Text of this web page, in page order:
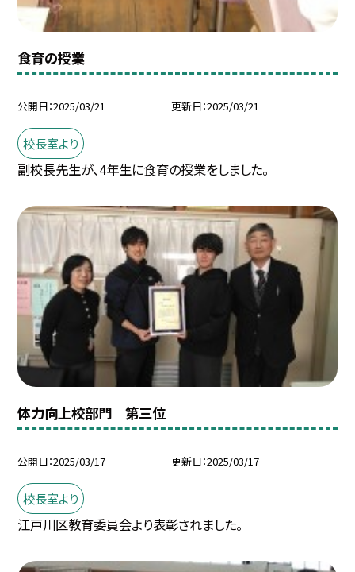
食育の授業
公開日 2025/03/21 更新日 2025/03/21
校長室より
副校長先生が、4年生に食育の授業をしました。
体力向上校部門 第三位
公開日 2025/03/17 更新日 2025/03/17
校長室より
江戸川区教育委員会より表彰されました。